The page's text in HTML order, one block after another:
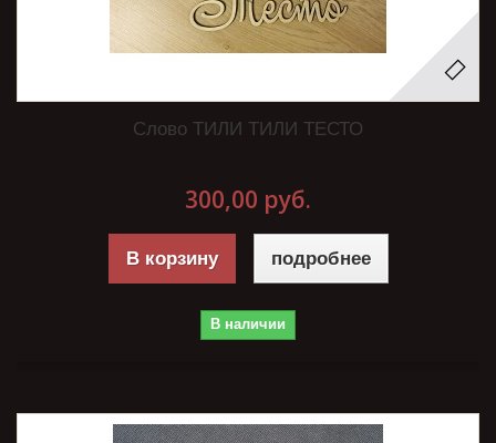
Слово ТИЛИ ТИЛИ ТЕСТО
300,00 руб.
В корзину подробнее
В наличии